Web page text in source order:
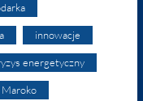
innowacje
energetyczny
Maroko